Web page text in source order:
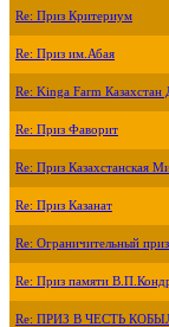
Re: Приз Критериум
Re: Приз им.Абая
Re: Kinga Farm Казахстан
Re: Приз Фаворит
Re: Приз Казахстанская
Re: Приз Казанат
Re: Ограничительный
Re: Приз памяти
Re: ПРИЗ В ЧЕСТЬ